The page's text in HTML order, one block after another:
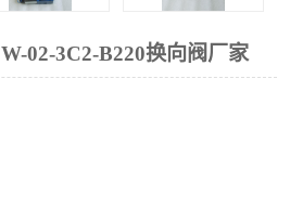
02-3C2-B220换向阀厂家